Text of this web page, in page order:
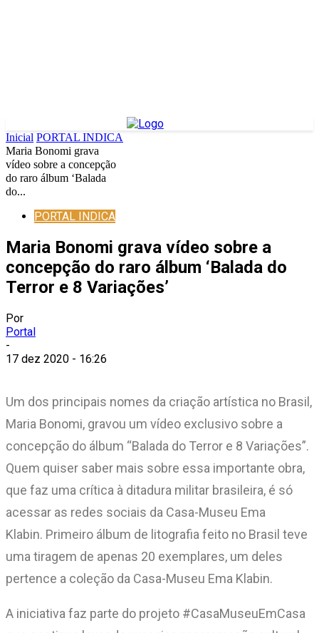
Inicial PORTAL INDICA
Maria Bonomi grava
vídeo sobre a concepção
do raro álbum ‘Balada
do...
PORTAL INDICA
Maria Bonomi grava vídeo sobre a
concepção do raro álbum ‘Balada do
Terror e 8 Variações’
Por
Portal
-
17 dez 2020 - 16:26
Um dos principais nomes da criação artística no Brasil,
Maria Bonomi, gravou um vídeo exclusivo sobre a
concepção do álbum “Balada do Terror e 8 Variações”.
Quem quiser saber mais sobre essa importante obra,
que faz uma crítica à ditadura militar brasileira, é só
acessar as redes sociais da Casa-Museu Ema
Klabin. Primeiro álbum de litografia feito no Brasil teve
uma tiragem de apenas 20 exemplares, um deles
pertence a coleção da Casa-Museu Ema Klabin.
A iniciativa faz parte do projeto #CasaMuseuEmCasa